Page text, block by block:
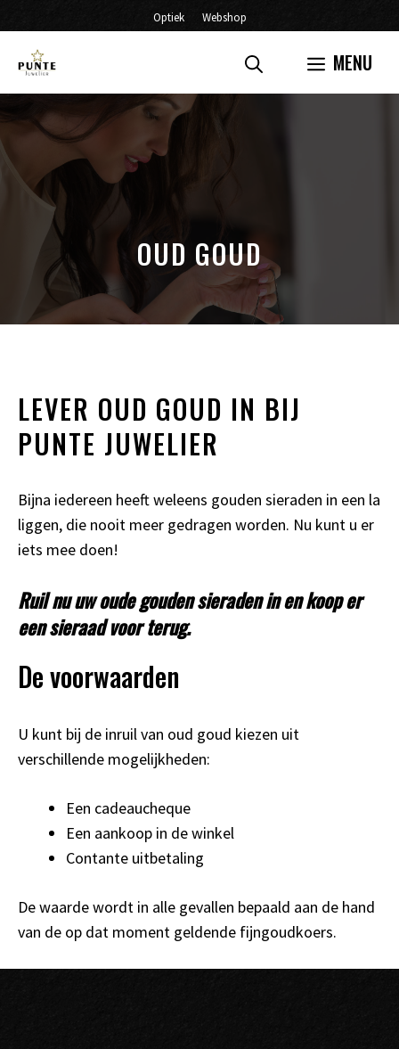
naar
Optiek Webshop
MENU
OUD GOUD
LEVER OUD GOUD IN BIJ
PUNTE JUWELIER
Bijna iedereen heeft weleens gouden sieraden in een la
liggen, die nooit meer gedragen worden. Nu kunt u er
iets mee doen!
Ruil nu uw oude gouden sieraden in en koop er
een sieraad voor terug.
De voorwaarden
U kunt bij de inruil van oud goud kiezen uit
verschillende mogelijkheden:
Een cadeaucheque
Een aankoop in de winkel
Contante uitbetaling
De waarde wordt in alle gevallen bepaald aan de hand
van de op dat moment geldende fijngoudkoers.